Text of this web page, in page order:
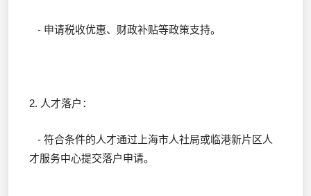
- 申请税收优惠、财政补贴等政策支持。
2. 人才落户：
- 符合条件的人才通过上海市人社局或临港新片区人
才服务中心提交落户申请。